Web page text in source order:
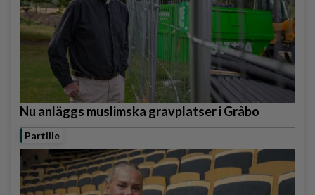
Nu anläggs muslimska gravplatser i Gråbo
Partille